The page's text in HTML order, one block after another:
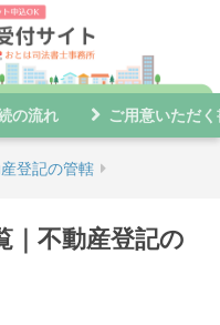
の流れ ご用意いただ
登記の管轄
｜不動産登記の